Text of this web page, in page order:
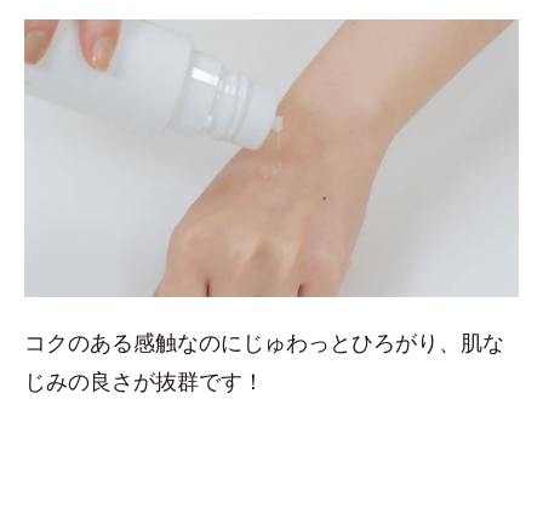
コクのある感触なのにじゅわっとひろがり、肌な
じみの良さが抜群です！